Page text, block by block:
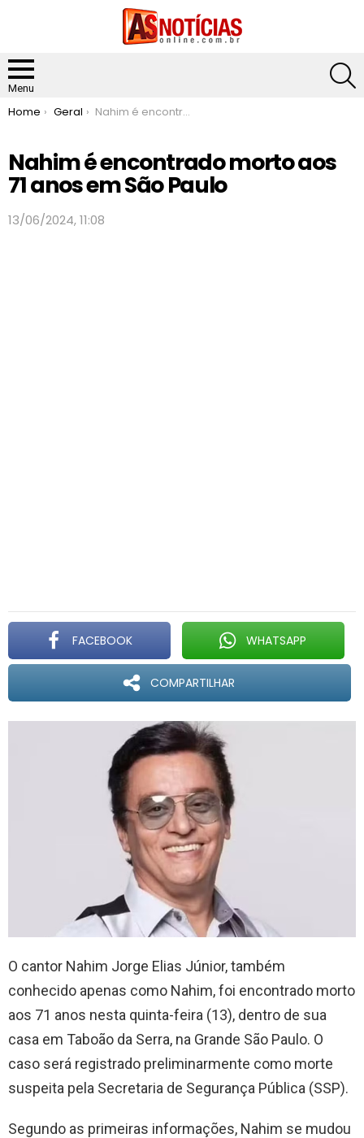
Menu
You are here:
Home Geral Nahim é encontrado morto aos 71 anos em São Paulo
Nahim é encontrado morto aos
71 anos em São Paulo
13/06/2024, 11:08
FACEBOOK WHATSAPP
COMPARTILHAR
O cantor Nahim Jorge Elias Júnior, também
conhecido apenas como Nahim, foi encontrado morto
aos 71 anos nesta quinta-feira (13), dentro de sua
casa em Taboão da Serra, na Grande São Paulo. O
caso será registrado preliminarmente como morte
suspeita pela Secretaria de Segurança Pública (SSP).
Segundo as primeiras informações, Nahim se mudou